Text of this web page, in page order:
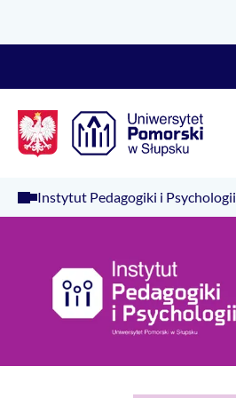
Instytut Pedagogiki i Psychologii